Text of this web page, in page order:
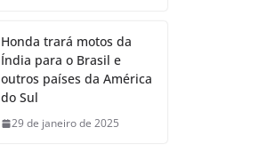
Honda trará motos da
Índia para o Brasil e
outros países da América
do Sul
29 de janeiro de 2025